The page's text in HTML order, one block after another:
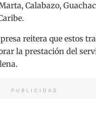
Calabazo,
reitera que estos
la prestación del
PUBLICIDAD